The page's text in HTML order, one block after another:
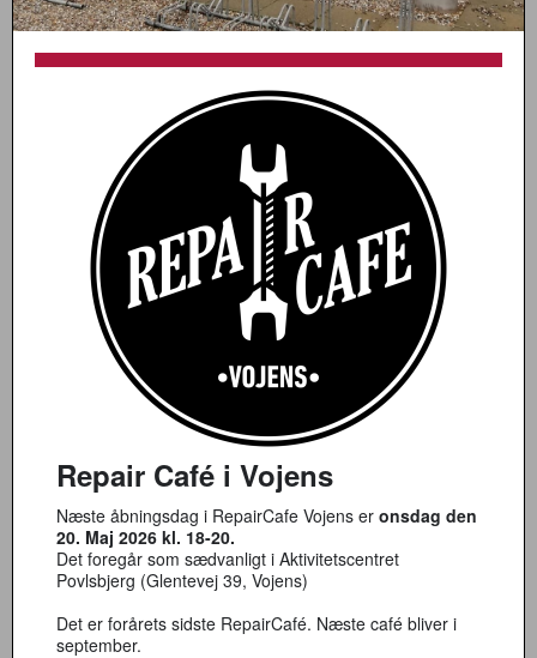
Repair Café i Vojens
Næste åbningsdag i RepairCafe Vojens er onsdag den
20. Maj 2026 kl. 18-20.
Det foregår som sædvanligt i Aktivitetscentret
Povlsbjerg (Glentevej 39, Vojens)
Det er forårets sidste RepairCafé. Næste café bliver i
september.